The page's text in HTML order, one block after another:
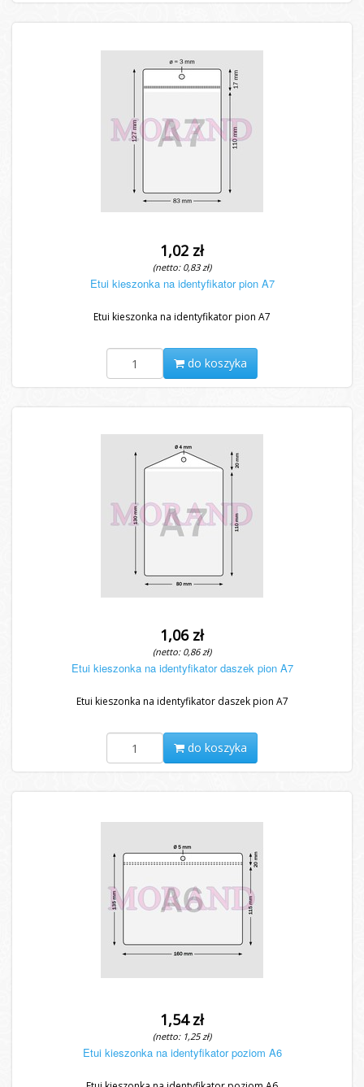
1,02 zł
(netto: 0,83 zł)
Etui kieszonka na identyfikator pion A7
Etui kieszonka na identyfikator pion A7
do koszyka
1,06 zł
(netto: 0,86 zł)
Etui kieszonka na identyfikator daszek pion A7
Etui kieszonka na identyfikator daszek pion A7
do koszyka
1,54 zł
(netto: 1,25 zł)
Etui kieszonka na identyfikator poziom A6